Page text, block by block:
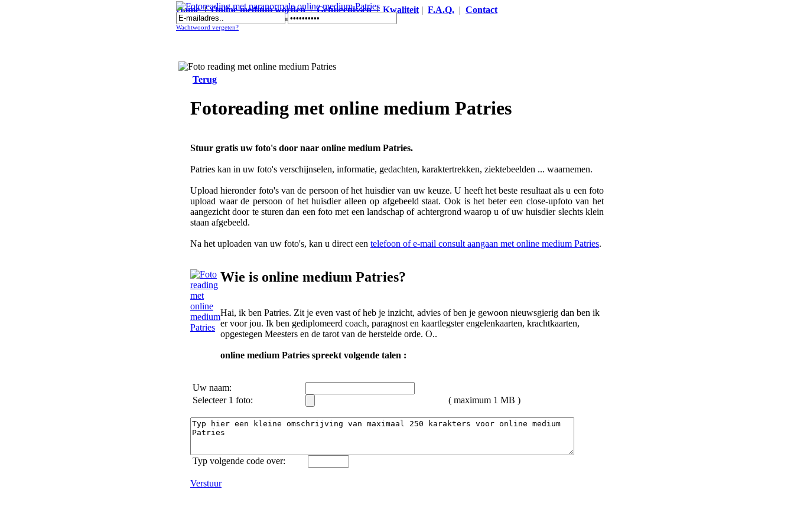
Home|Online medium worden|Getuigenissen|Kwaliteit | F.A.Q. | Contact
Fotoreading met paranormale online medium Patries
Wachtwoord vergeten?
Terug
Fotoreading met online medium Patries
Stuur gratis uw foto's door naar online medium Patries.
Patries kan in uw foto's verschijnselen, informatie, gedachten, karaktertrekken, ziektebeelden ... waarnemen.
Upload hieronder foto's van de persoon of het huisdier van uw keuze. U heeft het beste resultaat als u een foto
upload waar de persoon of het huisdier alleen op afgebeeld staat. Ook is het beter een close-upfoto van het
aangezicht door te sturen dan een foto met een landschap of achtergrond waarop u of uw huisdier slechts klein
staan afgebeeld.
Na het uploaden van uw foto's, kan u direct een telefoon of e-mail consult aangaan met online medium Patries.
Wie is online medium Patries?
Hai, ik ben Patries. Zit je even vast of heb je inzicht, advies of ben je gewoon nieuwsgierig dan ben ik
er voor jou. Ik ben gediplomeerd coach, paragnost en kaartlegster engelenkaarten, krachtkaarten,
opgestegen Meesters en de tarot van de herstelde orde. O..
online medium Patries spreekt volgende talen :
Uw naam:
Selecteer 1 foto:
( maximum 1 MB )
Typ volgende code over:
Verstuur